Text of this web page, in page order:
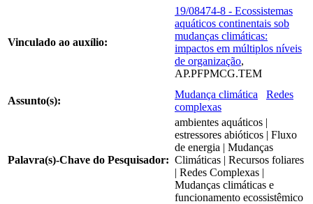
Vinculado ao auxílio:
19/08474-8 - Ecossistemas
aquáticos continentais sob
mudanças climáticas:
impactos em múltiplos níveis
de organização,
AP.PFPMCG.TEM
Assunto(s):
Mudança climática
Redes
complexas
Palavra(s)-Chave do Pesquisador:
ambientes aquáticos |
estressores abióticos | Fluxo
de energia | Mudanças
Climáticas | Recursos foliares
| Redes Complexas |
Mudanças climáticas e
funcionamento ecossistêmico